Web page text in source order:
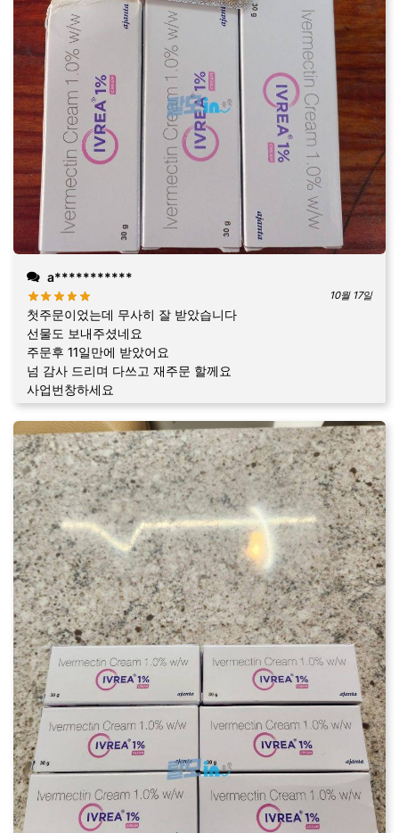
a***********
10월 17일
첫주문이었는데 무사히 잘 받았습니다
선물도 보내주셨네요
주문후 11일만에 받았어요
넘 감사 드리며 다쓰고 재주문 할께요
사업번창하세요